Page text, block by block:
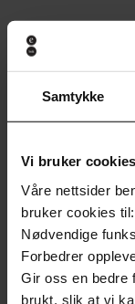
Samtykke
Vi bruker cookies
Våre nettsider
bruker cookies til:
Nødvendige
Forbedrer
Gir oss en bedre
brukt, slik at vi
Jakten på
21
Mars
2024
06